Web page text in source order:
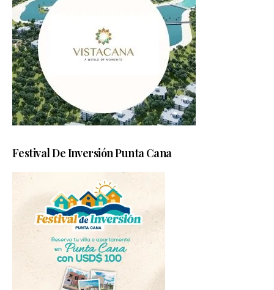
Festival De Inversión Punta Cana